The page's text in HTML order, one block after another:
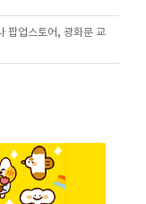
팝업스토어, 광화문 교